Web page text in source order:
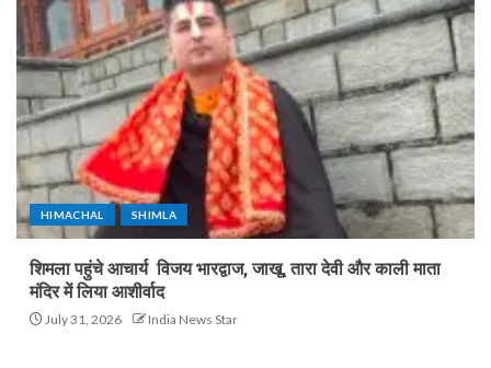
HIMACHAL SHIMLA
शिमला पहुंचे आचार्य विजय भारद्वाज, जाखू, तारा देवी और काली माता
मंदिर में लिया आशीर्वाद
July 31, 2026 India News Star